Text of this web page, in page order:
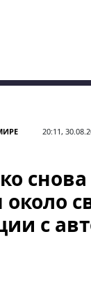
20:11,
снова
около
с